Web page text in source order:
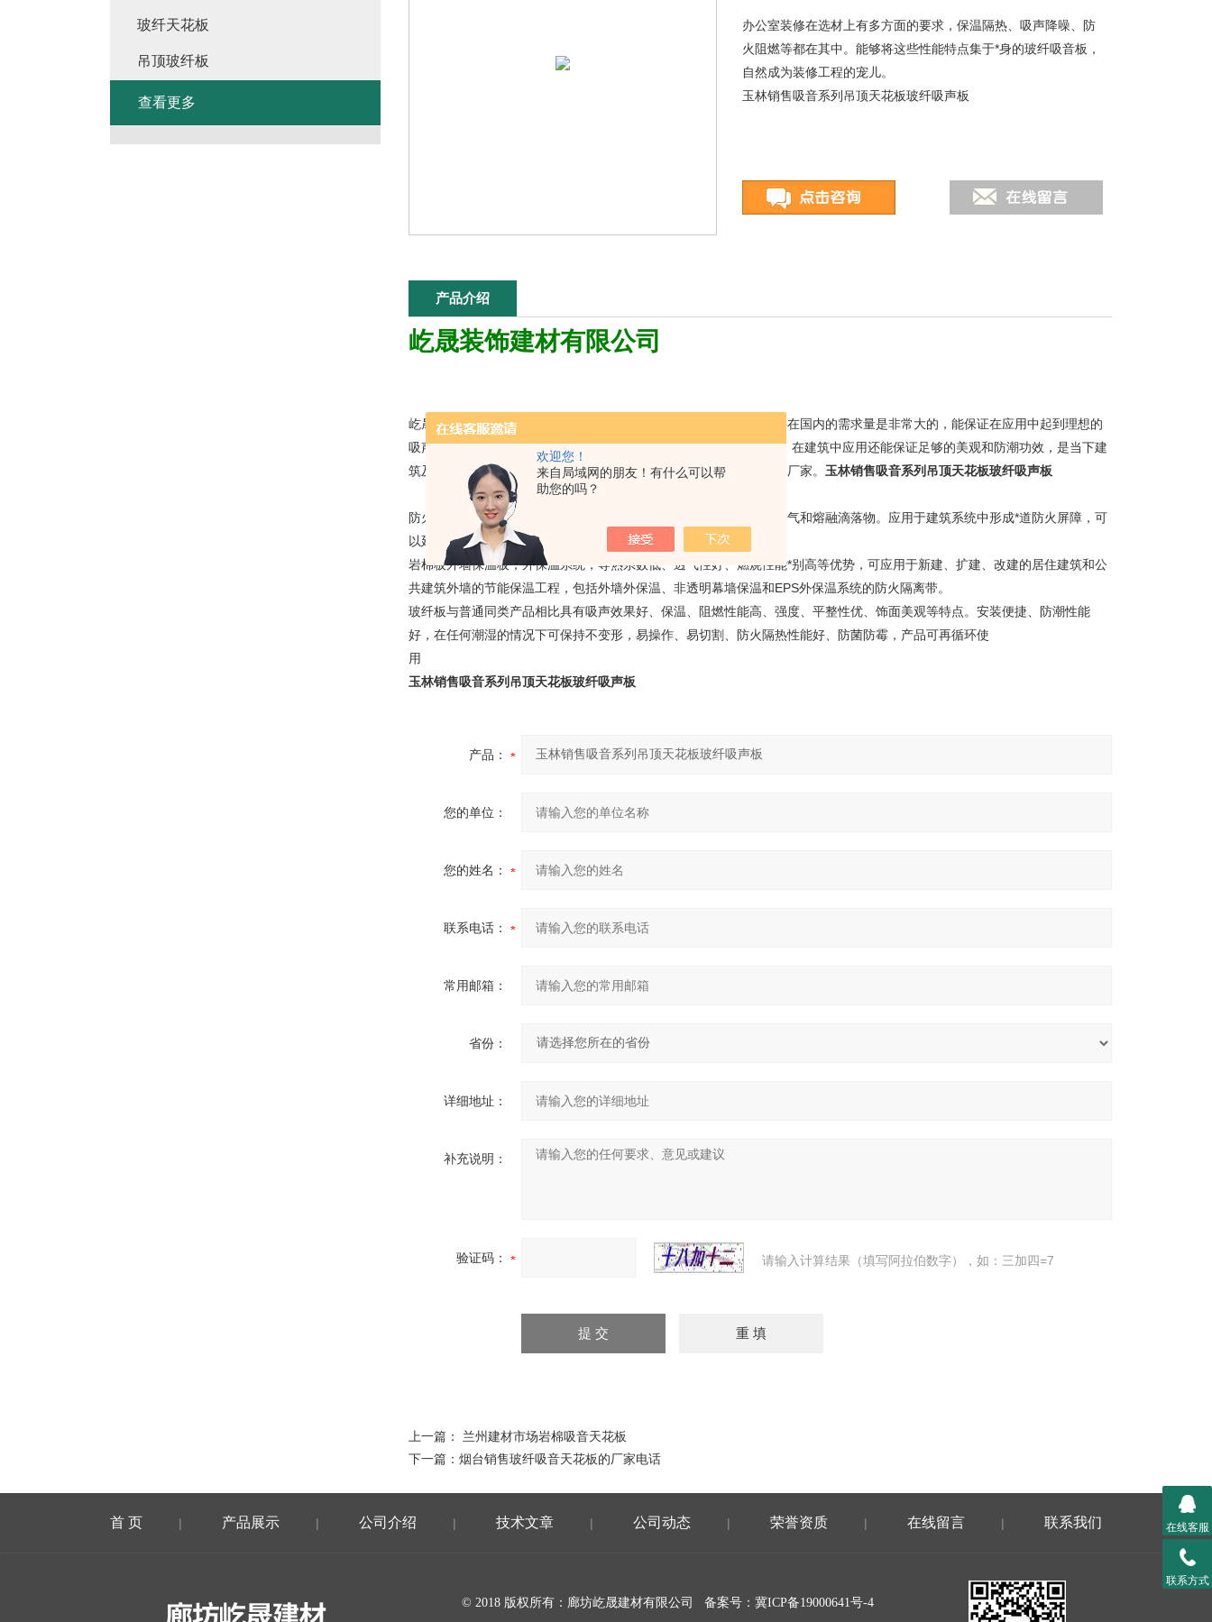
欢迎您！
来自局域网的朋友！有什么可以帮
助您的吗？
​办公室装修在选材上有多方面的要求，保温隔热、吸声降噪、防
火阻燃等都在其中。能够将这些性能特点集于*身的玻纤吸音板，
自然成为装修工程的宠儿。
玉林销售吸音系列吊顶天花板玻纤吸声板
产品介绍
屹晟装饰建材有限公司
屹晟玻纤天花板在当下快速发展过程中，我们厂家的玻纤天花板材料在国内的需求量是非常大的，能保证在应用中起到理想的
吸声降噪功效，对于减少室内噪声来说，也是效果非常好的*款材料，在建筑中应用还能保证足够的美观和防潮功效，是当下建
筑及家装中应用都非常多的产品，如果您有相关需求可以随时来我们厂家。 玉林销售吸音系列吊顶天花板玻纤吸声板
防火岩棉原材料采自天然岩石，是不燃性产品，火灾时不产生有毒烟气和熔融滴落物。应用于建筑系统中形成*道防火屏障，可
以延缓火焰蔓延，为保护您的人身安全和家庭财产争取宝贵的时间。
岩棉板外墙保温板，外保温系统，导热系数低、透气性好、燃烧性能*别高等优势，可应用于新建、扩建、改建的居住建筑和公
共建筑外墙的节能保温工程，包括外墙外保温、非透明幕墙保温和EPS外保温系统的防火隔离带。
玻纤板与普通同类产品相比具有吸声效果好、保温、阻燃性能高、强度、平整性优、饰面美观等特点。安装便捷、防潮性能
好，在任何潮湿的情况下可保持不变形，易操作、易切割、防火隔热性能好、防菌防霉，产品可再循环使
用
玉林销售吸音系列吊顶天花板玻纤吸声板
产品：
您的单位：
您的姓名：
联系电话：
常用邮箱：
省份：
详细地址：
补充说明：
验证码： 请输入计算结果（填写阿拉伯数字），如：三加四=7
上一篇： 兰州建材市场岩棉吸音天花板
下一篇： 烟台销售玻纤吸音天花板的厂家电话
玻纤天花板
吊顶玻纤板
查看更多
首 页 | 产品展示 | 公司介绍 | 技术文章 | 公司动态 | 荣誉资质 | 在线留言 | 联系我们
© 2018 版权所有：廊坊屹晟建材有限公司 备案号： 冀ICP备19000641号-4
在线客服
联系方式